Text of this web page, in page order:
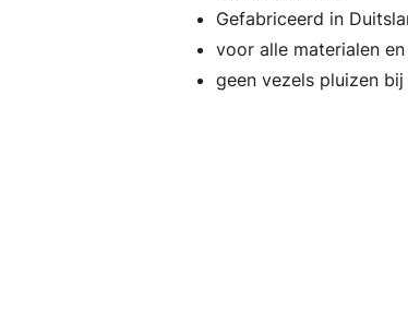
Gefabriceerd in
voor alle materialen
geen vezels pluizen